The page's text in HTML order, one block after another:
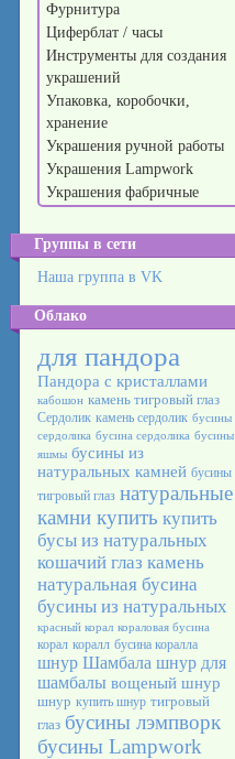
Фурнитура
Циферблат / часы
Инструменты для создания
украшений
Упаковка, коробочки,
хранение
Украшения ручной работы
Украшения Lampwork
Украшения фабричные
Группы в сети
Наша группа в VK
Облако
для пандора
Пандора с кристаллами
кабошон камень тигровый глаз
Сердолик камень сердолик бусины
сердолика бусина сердолика бусины
яшмы бусины из
натуральных камней бусины
тигровый глаз натуральные
камни купить купить
бусы из натуральных
кошачий глаз камень
натуральная бусина
бусины из натуральных
красный корал кораловая бусина
корал коралл бусина коралла
шнур Шамбала шнур для
шамбалы вощеный шнур
шнур купить шнур тигровый
глаз бусины лэмпворк
бусины Lampwork